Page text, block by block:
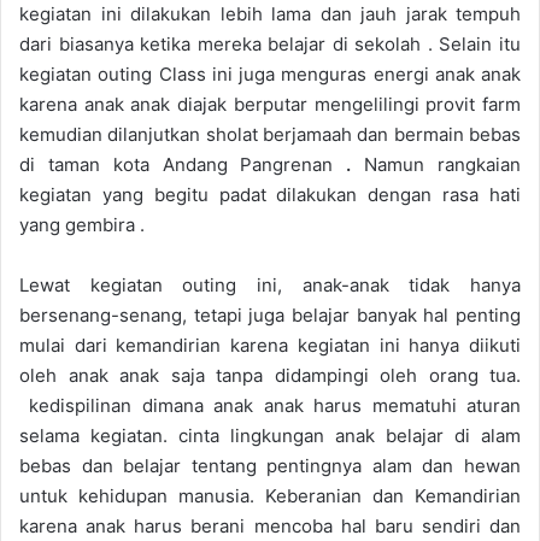
kegiatan ini dilakukan lebih lama dan jauh jarak tempuh
dari biasanya ketika mereka belajar di sekolah . Selain itu
kegiatan outing Class ini juga menguras energi anak anak
karena anak anak diajak berputar mengelilingi provit farm
kemudian dilanjutkan sholat berjamaah dan bermain bebas
di taman kota Andang Pangrenan . Namun rangkaian
kegiatan yang begitu padat dilakukan dengan rasa hati
yang gembira .
Lewat kegiatan outing ini, anak-anak tidak hanya
bersenang-senang, tetapi juga belajar banyak hal penting
mulai dari kemandirian karena kegiatan ini hanya diikuti
oleh anak anak saja tanpa didampingi oleh orang tua.
kedispilinan dimana anak anak harus mematuhi aturan
selama kegiatan. cinta lingkungan anak belajar di alam
bebas dan belajar tentang pentingnya alam dan hewan
untuk kehidupan manusia. Keberanian dan Kemandirian
karena anak harus berani mencoba hal baru sendiri dan